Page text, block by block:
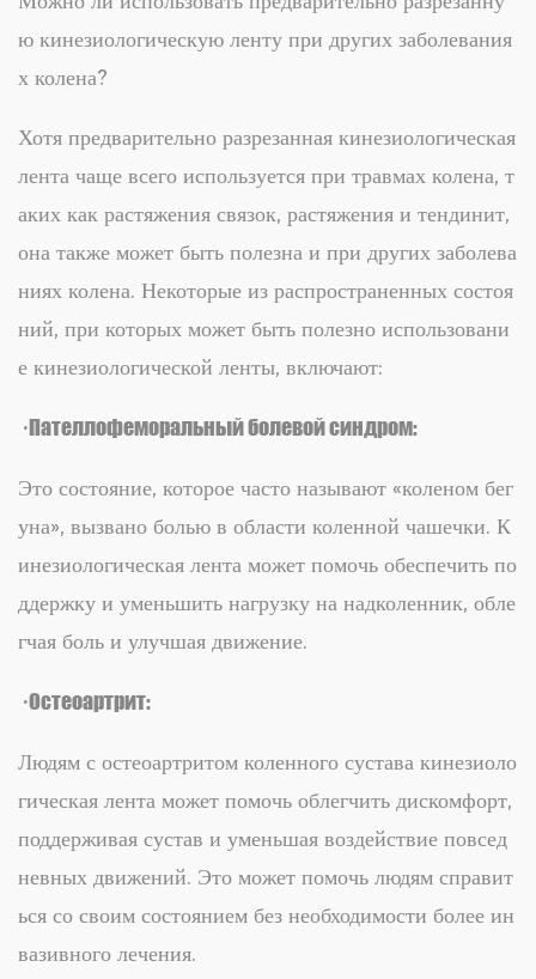
ю кинезиологическую ленту при других заболевания
х колена?
Хотя предварительно разрезанная кинезиологическая
лента чаще всего используется при травмах колена, т
аких как растяжения связок, растяжения и тендинит,
она также может быть полезна и при других заболева
ниях колена. Некоторые из распространенных состоя
ний, при которых может быть полезно использовани
е кинезиологической ленты, включают:
· Пателлофеморальный болевой синдром:
Это состояние, которое часто называют «коленом бег
уна», вызвано болью в области коленной чашечки. К
инезиологическая лента может помочь обеспечить по
ддержку и уменьшить нагрузку на надколенник, обле
гчая боль и улучшая движение.
· Остеоартрит:
Людям с остеоартритом коленного сустава кинезиоло
гическая лента может помочь облегчить дискомфорт,
поддерживая сустав и уменьшая воздействие повсед
невных движений. Это может помочь людям справит
ься со своим состоянием без необходимости более ин
вазивного лечения.